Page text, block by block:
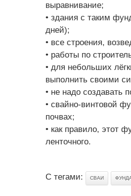
выравнивание;
• здания с таким
дней);
• все строения,
• работы по
• для небольших
выполнить своими
• не надо создавать
• свайно-винтовой
почвах;
• как правило, этот
ленточного.
С тегами: СВАИ